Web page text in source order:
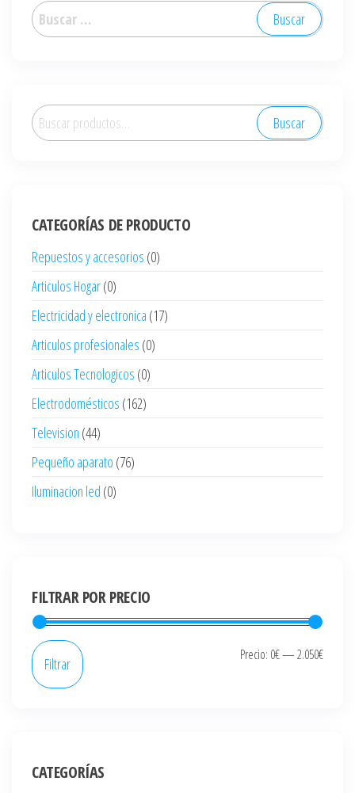
Buscar:
Buscar
por:
Buscar
CATEGORÍAS DE PRODUCTO
Repuestos y accesorios (0)
Articulos Hogar(0)
Electricidad y electronica (17)
Articulos profesionales (0)
Articulos Tecnologicos (0)
Electrodomésticos (162)
Television (44)
Pequeño aparato (76)
Iluminacion led (0)
FILTRAR POR PRECIO
Precio
Precio
Filtrar Precio: 0€—2.050€
CATEGORÍAS